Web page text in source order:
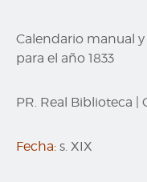
Calendario manual
para el año 1833
PR. Real Biblioteca
Fecha: s. XIX